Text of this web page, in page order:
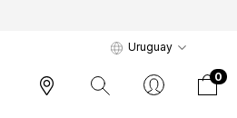
Uruguay
0